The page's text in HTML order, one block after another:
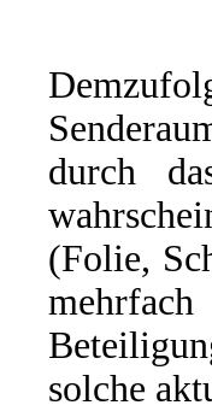
durch
(Folie,
solche